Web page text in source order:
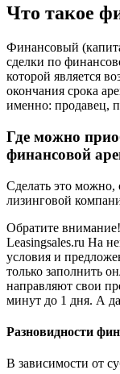
Что такое
Финансовый
сделки по
которой является
окончания срока
именно: продавец,
Где можно
финансовой
Сделать это можно,
лизинговой
Обратите
Leasingsales.ru На
условия и
только заполнить
направляют свои
минут до 1 дня. А
Разновидности
В зависимости от